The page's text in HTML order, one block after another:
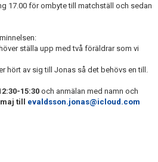
17.00 för ombyte till matchställ och sedan
ställa upp med två föräldrar som vi
hört av sig till Jonas så det behövs en till.
15:30 och anmälan med namn och
till evaldsson.jonas@icloud.com